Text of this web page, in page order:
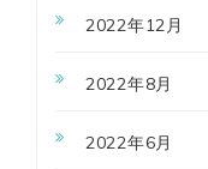
2022年12月
2022年8月
2022年6月